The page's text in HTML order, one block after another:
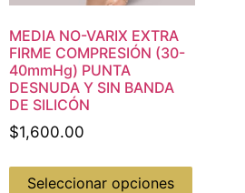
MEDIA NO-VARIX EXTRA
FIRME COMPRESIÓN (30-
40mmHg) PUNTA
DESNUDA Y SIN BANDA
DE SILICÓN
$1,600.00
Seleccionar opciones